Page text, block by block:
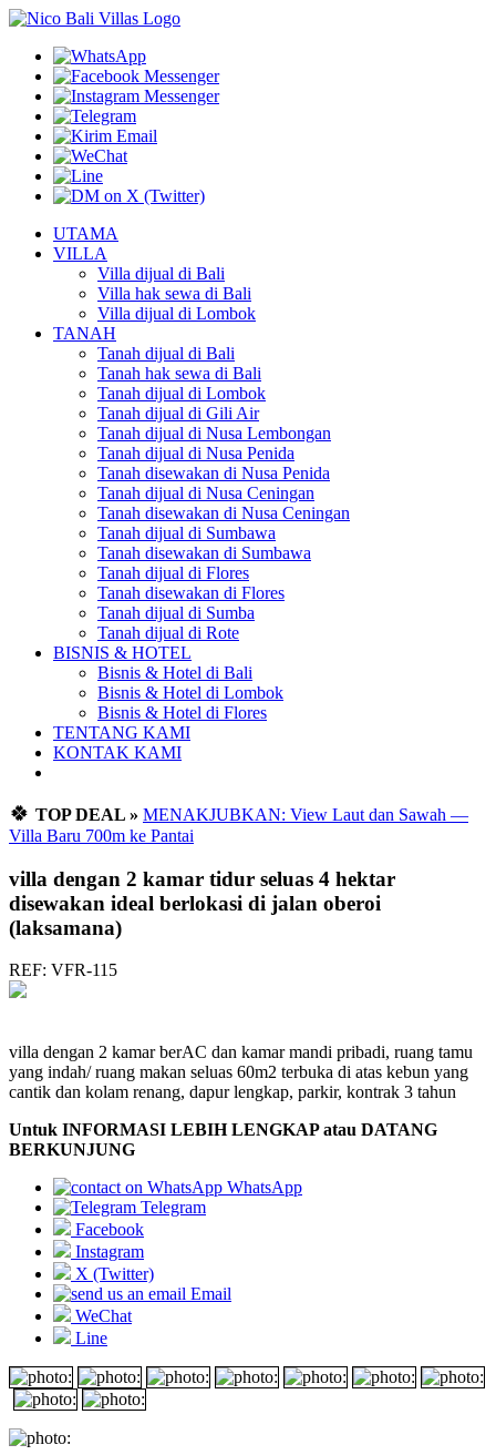
UTAMA
VILLA
Villa dijual di Bali
Villa hak sewa di Bali
Villa dijual di Lombok
TANAH
Tanah dijual di Bali
Tanah hak sewa di Bali
Tanah dijual di Lombok
Tanah dijual di Gili Air
Tanah dijual di Nusa Lembongan
Tanah dijual di Nusa Penida
Tanah disewakan di Nusa Penida
Tanah dijual di Nusa Ceningan
Tanah disewakan di Nusa Ceningan
Tanah dijual di Sumbawa
Tanah disewakan di Sumbawa
Tanah dijual di Flores
Tanah disewakan di Flores
Tanah dijual di Sumba
Tanah dijual di Rote
BISNIS & HOTEL
Bisnis & Hotel di Bali
Bisnis & Hotel di Lombok
Bisnis & Hotel di Flores
TENTANG KAMI
KONTAK KAMI
🍀 TOP DEAL » MENAKJUBKAN: View Laut dan Sawah —
Villa Baru 700m ke Pantai
villa dengan 2 kamar tidur seluas 4 hektar
disewakan ideal berlokasi di jalan oberoi
(laksamana)
REF: VFR-115
villa dengan 2 kamar berAC dan kamar mandi pribadi, ruang tamu
yang indah/ ruang makan seluas 60m2 terbuka di atas kebun yang
cantik dan kolam renang, dapur lengkap, parkir, kontrak 3 tahun
Untuk INFORMASI LEBIH LENGKAP atau DATANG
BERKUNJUNG
WhatsApp
Telegram
Facebook
Instagram
X (Twitter)
Email
WeChat
Line